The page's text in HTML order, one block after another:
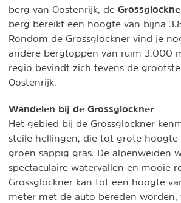
berg van Oostenrijk, de
berg bereikt een hoogte van bijna
Rondom de Grossglockner vind je
andere bergtoppen van ruim 3.000
regio bevindt zich tevens de
Oostenrijk.
Wandelen bij de Grossglockner
Het gebied bij de Grossglockner
steile hellingen, die tot grote hoogte
groen sappig gras. De alpenweiden
spectaculaire watervallen en mooie
Grossglockner kan tot een hoogte
meter met de auto bereden worden,